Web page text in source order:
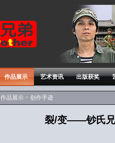
作品展示 艺术资讯 出版获奖
作品展示 > 创作手迹
裂/变——钞氏兄